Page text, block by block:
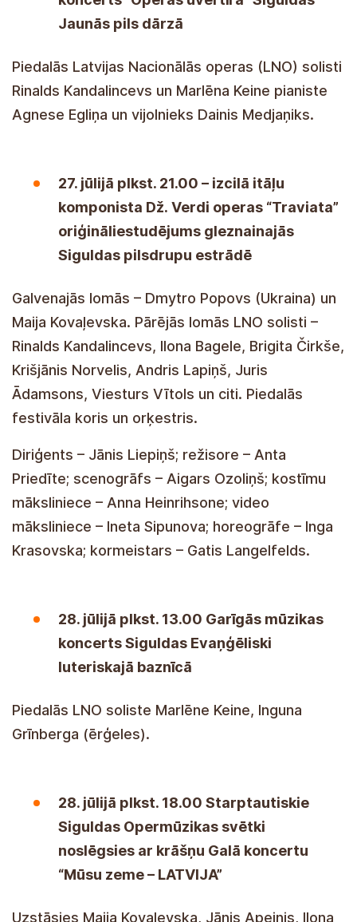
Siguldos sode, Naujojoje pilyje
Joje dalyvavo Latvijos nacionalinės operos
(LNO) solistai Rinalds Kandalincevs ir Marlena
Keine, pianistė Agnese Egliņa ir smuikininkas
Liepos 27 d. 21:00 – išskirtinio italų
kompozitoriaus G.G. Originali Verdi
operos "La Traviata" pastatymas
sceną
Vaidina Dmytro Popov (Ukraina) ir Maya
Kovalevska. Kitus vaidmenis atliko LNO solistai –
Rinalds Kandalincevs, Ilona Bagele, Brigita Čirkše,
Krišjānis Norvelis, Andris Lapiņš, Juris
choras ir orkestras dalyvauja.
Dirigentas – Jānis Liepiņš; režisierius – Anta
Priedīte; scenografas – Aigars Ozoliņš; kostiumų
dizainerė – Anna Heinrihsone; vaizdo menininkė –
Liepos 28 d. 13:00 sakralinės muzikos
bažnyčioje
28. jūlijā plkst. 18.00 Starptautiskie
Siguldas Opermūzikas svētki